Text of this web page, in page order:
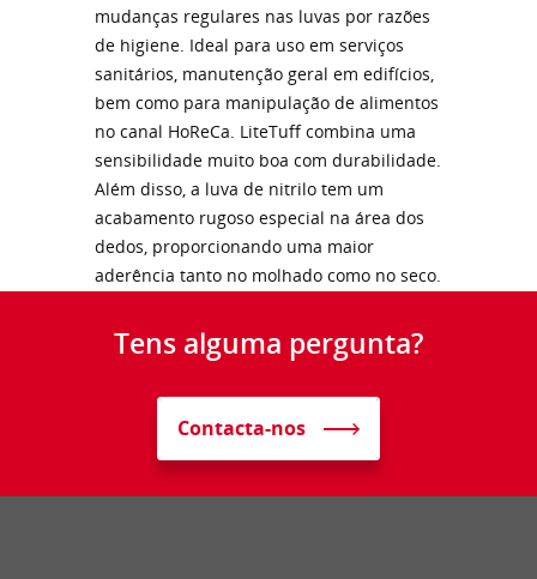
mudanças regulares nas luvas por razões
de higiene. Ideal para uso em serviços
sanitários, manutenção geral em edifícios,
bem como para manipulação de alimentos
no canal HoReCa. LiteTuff combina uma
sensibilidade muito boa com durabilidade.
Além disso, a luva de nitrilo tem um
acabamento rugoso especial na área dos
dedos, proporcionando uma maior
aderência tanto no molhado como no seco.
Tens alguma pergunta?
Contacta-nos